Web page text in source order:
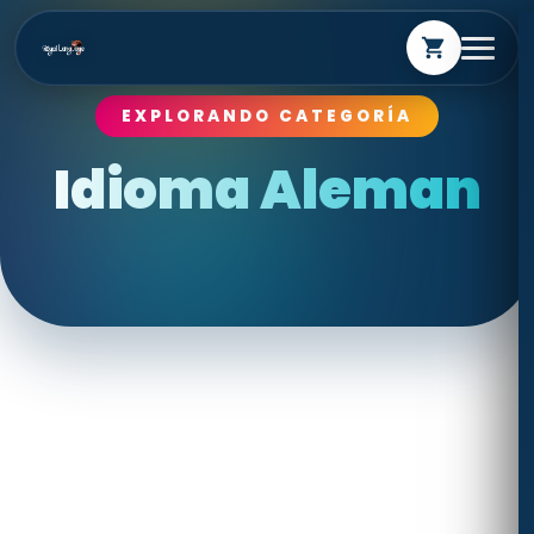
shopping_cart
EXPLORANDO CATEGORÍA
Idioma Aleman